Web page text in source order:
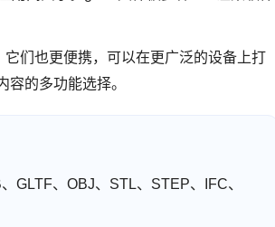
们也更便携，可以在更广泛的设备上打
的多功能选择。
GLTF、OBJ、STL、STEP、IFC、